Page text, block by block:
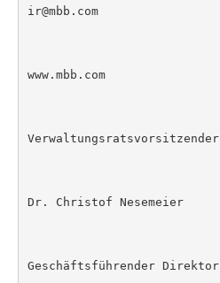
ir@mbb.com
www.mbb.com
Dr. Christof Nesemeier
Geschäftsführender Direktor